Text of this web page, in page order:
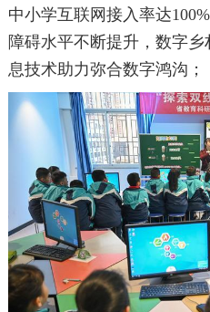
中小学互联网接入率达
障碍水平不断提升，数字
息技术助力弥合数字鸿沟；